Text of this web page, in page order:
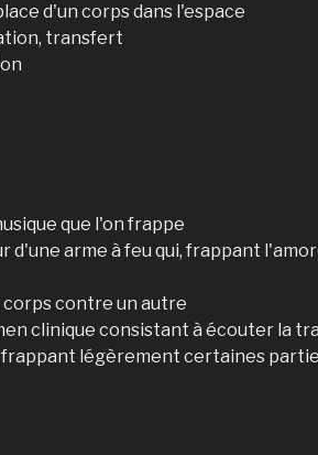
d'un corps dans l'espace
transfert
que l'on frappe
d'une arme à feu qui, frappant
contre un autre
clinique consistant à écouter la
légèrement certaines